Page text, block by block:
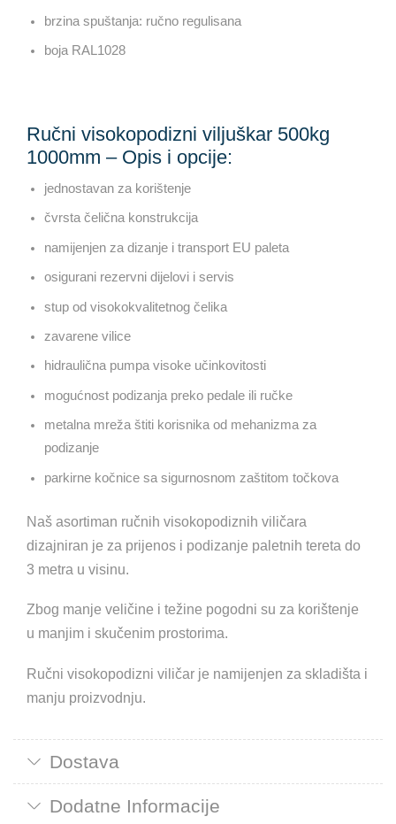
brzina spuštanja: ručno regulisana
boja RAL1028
Ručni visokopodizni viljuškar 500kg
1000mm – Opis i opcije:
jednostavan za korištenje
čvrsta čelična konstrukcija
namijenjen za dizanje i transport EU paleta
osigurani rezervni dijelovi i servis
stup od visokokvalitetnog čelika
zavarene vilice
hidraulična pumpa visoke učinkovitosti
mogućnost podizanja preko pedale ili ručke
metalna mreža štiti korisnika od mehanizma za
podizanje
parkirne kočnice sa sigurnosnom zaštitom točkova
Naš asortiman ručnih visokopodiznih viličara
dizajniran je za prijenos i podizanje paletnih tereta do
3 metra u visinu.
Zbog manje veličine i težine pogodni su za korištenje
u manjim i skučenim prostorima.
Ručni visokopodizni viličar je namijenjen za skladišta i
manju proizvodnju.
Dostava
Dodatne Informacije